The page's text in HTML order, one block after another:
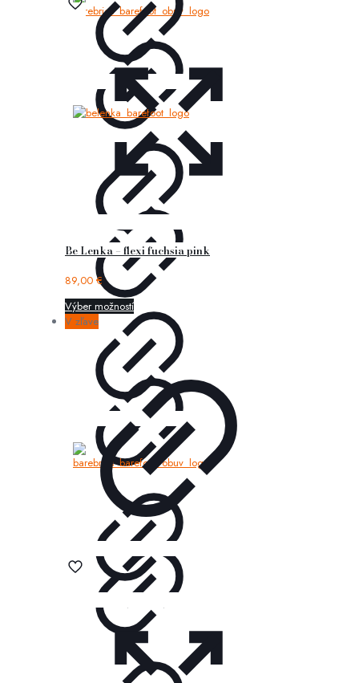
Be Lenka – flexi fuchsia pink
89,00 €
Výber možností
V zľave